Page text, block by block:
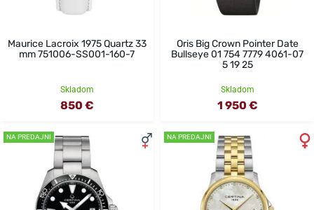
Maurice Lacroix 1975 Quartz 33
mm 751006-SS001-160-7
Skladom
850 €
Oris Big Crown Pointer Date
Bullseye 01 754 7779 4061-07
5 19 25
Skladom
1 950 €
NA PREDAJNI NA PREDAJNI